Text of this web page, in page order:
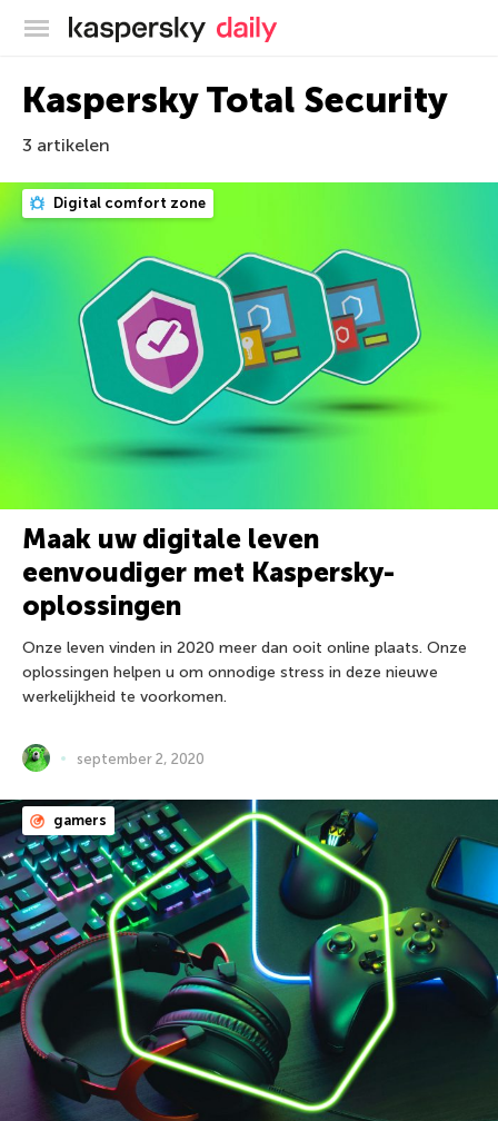
Kaspersky official blog
Kaspersky Total Security
3 artikelen
Digital comfort zone
Maak uw digitale leven
eenvoudiger met Kaspersky-
oplossingen
Onze leven vinden in 2020 meer dan ooit online plaats. Onze
oplossingen helpen u om onnodige stress in deze nieuwe
werkelijkheid te voorkomen.
september 2, 2020
gamers